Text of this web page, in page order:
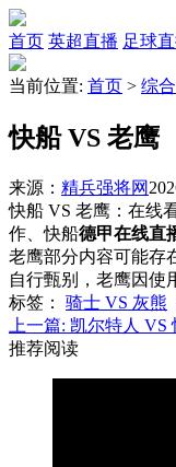
首页 英超直播 足球
当前位置: 首页 > 综合
快船 VS 老鹰
来源： 精兵强将网
快船 VS 老鹰：在线
作、快船德甲在线直
老鹰部分内容可能存
自行甄别，老鹰因使
标签 ： 骑士 VS 灰熊
上一篇: 凯尔特人 VS
推荐阅读